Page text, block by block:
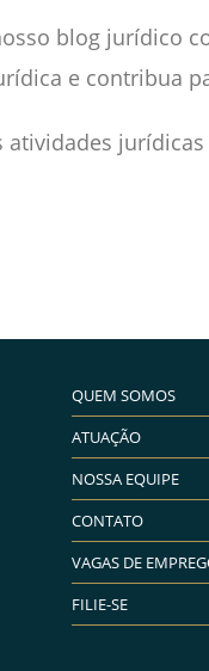
blog jurídico
e contribua
atividades
QUEM SOMOS
ATUAÇÃO
NOSSA EQUIPE
CONTATO
VAGAS DE
FILIE-SE